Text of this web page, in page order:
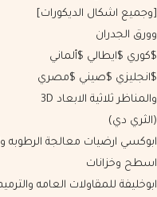
[وجميع اشكال الديكورات]
وورق الجدران
$كوري $ايطالي $ألماني
$انجليزي $صيني $مصري
والمناظر ثلاثية اﻻبعاد 3D
(الثري دي)
ابوكسي ارضيات معالجة الرطوبه
اسطح وخزانات
ابوخليفة للمقاولات العامه